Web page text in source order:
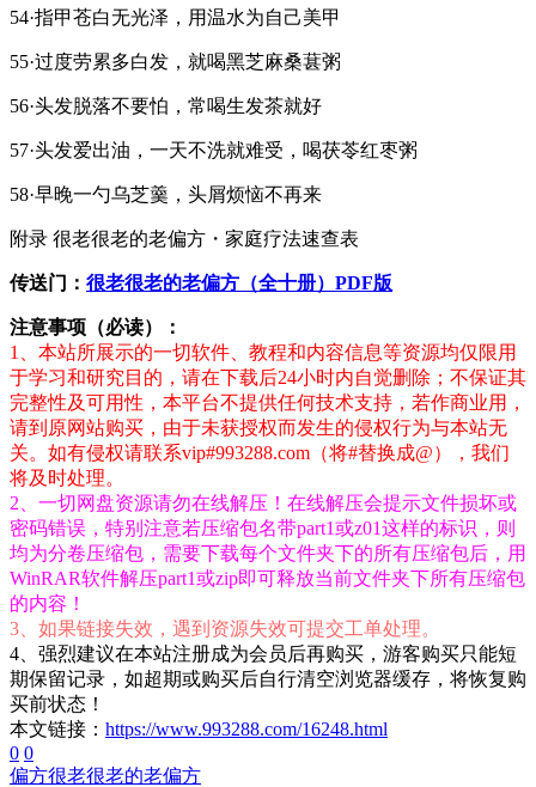
54·指甲苍白无光泽，用温水为自己美甲
55·过度劳累多白发，就喝黑芝麻桑葚粥
56·头发脱落不要怕，常喝生发茶就好
57·头发爱出油，一天不洗就难受，喝茯苓红枣粥
58·早晚一勺乌芝羹，头屑烦恼不再来
附录 很老很老的老偏方・家庭疗法速查表
传送门： 很老很老的老偏方（全十册）PDF版
注意事项（必读）：
1、本站所展示的一切软件、教程和内容信息等资源均仅限用
于学习和研究目的，请在下载后24小时内自觉删除；不保证其
完整性及可用性，本平台不提供任何技术支持，若作商业用，
请到原网站购买，由于未获授权而发生的侵权行为与本站无
关。如有侵权请联系vip#993288.com（将#替换成@），我们
将及时处理。
2、一切网盘资源请勿在线解压！在线解压会提示文件损坏或
密码错误，特别注意若压缩包名带part1或z01这样的标识，则
均为分卷压缩包，需要下载每个文件夹下的所有压缩包后，用
WinRAR软件解压part1或zip即可释放当前文件夹下所有压缩包
的内容！
3、如果链接失效，遇到资源失效可提交工单处理。
4、强烈建议在本站注册成为会员后再购买，游客购买只能短
期保留记录，如超期或购买后自行清空浏览器缓存，将恢复购
买前状态！
本文链接： https://www.993288.com/16248.html
0 0
偏方很老很老的老偏方